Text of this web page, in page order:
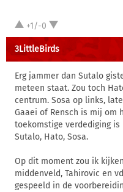
+1/-0
3LittleBirds
Erg jammer dan Sutalo
meteen staat. Zou toch
centrum. Sosa op links,
Gaaei of Rensch is mij om
toekomstige verdediging
Sutalo, Hato, Sosa.
Op dit moment zou ik
middenveld, Tahirovic en
gespeeld in de